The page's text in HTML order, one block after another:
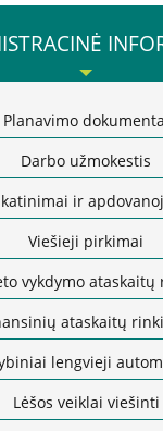
Misija, vertybės,
Vadovė
Valdymo struktūra
Valdymas
ir darbo
Vadovybės darbotvarkė
Planavimo
Darbo užmokestis
ir
Viešieji pirkimai
vykdymo ataskaitų
ataskaitų
lengvieji
Lėšos veiklai viešinti